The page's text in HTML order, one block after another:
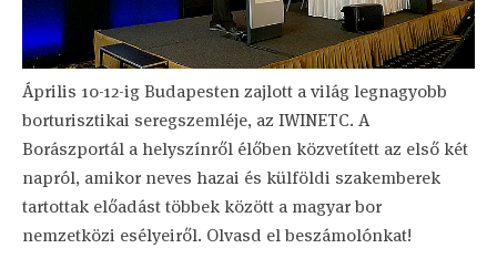
Április 10-12-ig Budapesten zajlott a világ legnagyobb
borturisztikai seregszemléje, az IWINETC. A
Borászportál a helyszínről élőben közvetített az első két
napról, amikor neves hazai és külföldi szakemberek
tartottak előadást többek között a magyar bor
nemzetközi esélyeiről. Olvasd el beszámolónkat!